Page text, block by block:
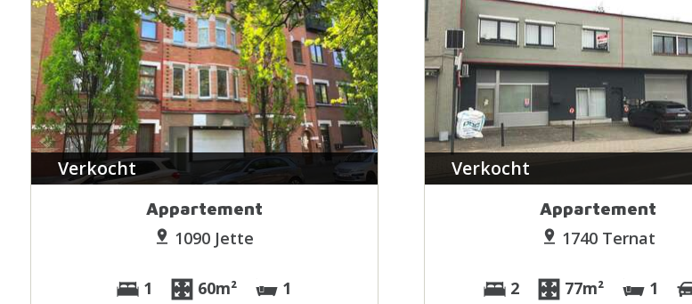
Verkocht
Appartement
1090 Jette
1 60m² 1
Verkocht
Appartement
1740 Ternat
2 77m² 1